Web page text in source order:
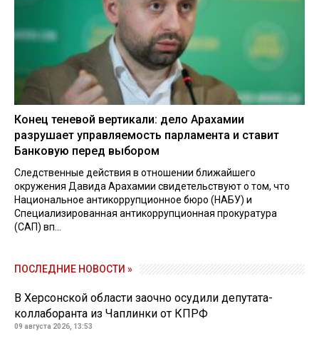
Конец теневой вертикали: дело Арахамии
разрушает управляемость парламента и ставит
Банковую перед выбором
Следственные действия в отношении ближайшего
окружения Давида Арахамии свидетельствуют о том, что
Национальное антикоррупционное бюро (НАБУ) и
Специализированная антикоррупционная прокуратура
(САП) вп...
ПОСЛЕДНИЕ НОВОСТИ »
В Херсонской области заочно осудили депутата-
коллаборанта из Чаплинки от КПРФ
09 августа 2026, 13:53